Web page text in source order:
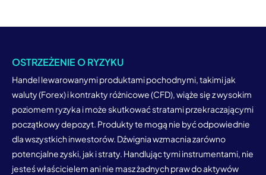
OSTRZEŻENIE O RYZYKU
Handel lewarowanymi produktami pochodnymi, takimi jak
waluty (Forex) i kontrakty różnicowe (CFD), wiąże się z wysokim
poziomem ryzyka i może skutkować stratami przekraczającymi
początkowy depozyt. Produkty te mogą nie być odpowiednie
dla wszystkich inwestorów. Dźwignia wzmacnia zarówno
potencjalne zyski, jak i straty. Handlując tymi instrumentami, nie
jesteś właścicielem ani nie masz żadnych praw do aktywów